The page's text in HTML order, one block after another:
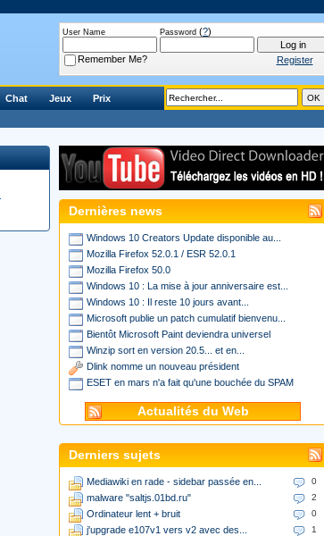
Chat Jeux
Prix
User Name Password (?)
Remember Me? Register
Dernières news
Windows 10 Creators Update disponible au...
Mozilla Firefox 52.0.1 / ESR 52.0.1
Mozilla Firefox 50.0
Windows 10 : La mise à jour anniversaire est...
Windows 10 : Il reste 10 jours avant...
Microsoft publie un patch cumulatif bienvenu...
Bientôt Microsoft Paint deviendra universel
Winzip sort en version 20.5... et en...
Dlink nomme un nouveau président
ESET en mars n'a fait qu'une bouchée du SPAM
Actualités du Web
Derniers sujets
0
Mediawiki en rade - sidebar passée en...
2
malware "saltjs.01bd.ru"
0
Ordinateur lent + bruit
1
j'upgrade e107v1 vers v2 avec des...